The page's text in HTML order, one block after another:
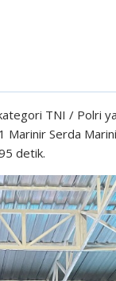
TNI / Polri
Serda
detik.